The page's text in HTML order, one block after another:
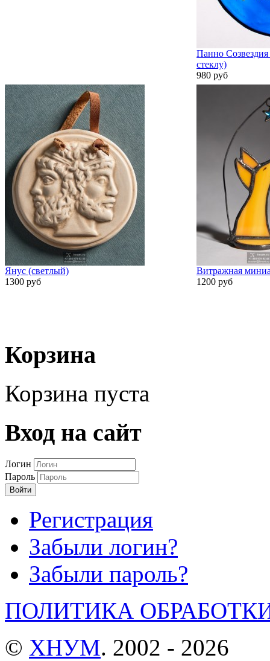
Панно
стеклу)
980 руб
Янус (светлый)
1300 руб
Витражная
1200 руб
Корзина
Корзина пуста
Вход на сайт
Логин
Пароль
Войти
Регистрация
Забыли логин?
Забыли пароль?
ПОЛИТИКА
© ХНУМ. 2002 - 2026